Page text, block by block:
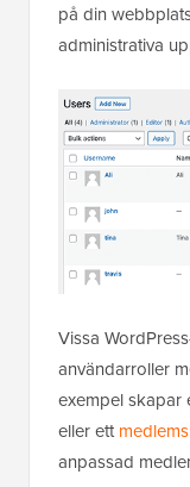
på din
administrativa
Vissa
användarroller
exempel skapar
eller ett
anpassad